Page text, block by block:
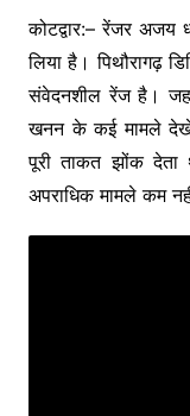
c
e
b
o
o
k
itt
er
s
s
e
n
g
कोटद्वार:– रेंजर अजय
लिया है। पिथौरागढ़
संवेदनशील रेंज है।
खनन के कई मामले देखे
पूरी ताकत झोंक
अपराधिक मामले कम